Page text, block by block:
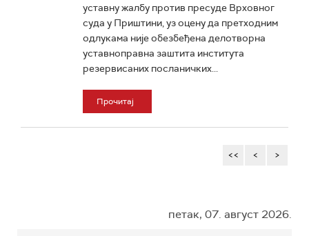
уставну жалбу против пресуде Врховног
суда у Приштини, уз оцену да претходним
одлукама није обезбеђена делотворна
уставноправна заштита института
резервисаних посланичких...
Прочитај
<< < >
петак, 07. август 2026.